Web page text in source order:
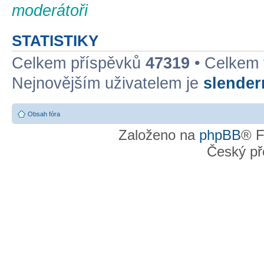
moderátoři
STATISTIKY
Celkem příspěvků 47319 •
Nejnovějším uživatelem je
Obsah fóra
Založeno na phpBB®
Český